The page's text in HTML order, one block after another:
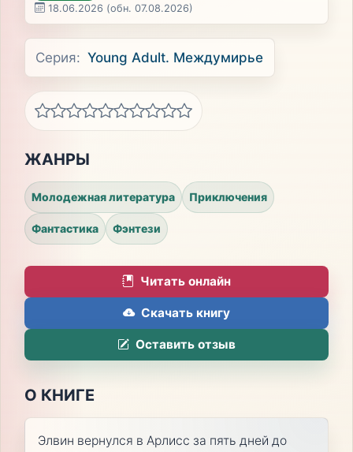
18.06.2026 (обн. 07.08.2026)
Серия: Young Adult. Междумирье
ЖАНРЫ
Молодежная литература Приключения
Фантастика Фэнтези
Читать онлайн
Скачать книгу
Оставить отзыв
О КНИГЕ
Элвин вернулся в Арлисс за пять дней до